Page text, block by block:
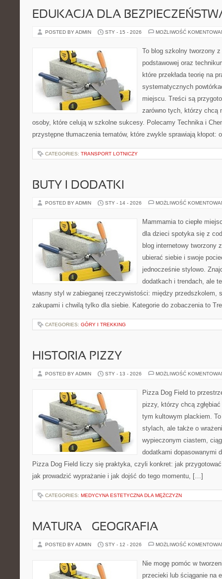
EDUKACJA DLA
POSTED BY ADMIN STY - 15 - 2026 MOŻLIWOŚĆ
To blog szkolny tworzony
podstawowej oraz
które przekłada teorię na
systematycznych
miejscu. Treści są
zarówno tych, którzy chcą
osoby, które celują w szkolne sukcesy. Polecamy Technika i
przystępne tłumaczenia tematów, które zwykle sprawiają
CATEGORIES: TRANSPORT LOTNICZY
BUTY I DODATKI
POSTED BY ADMIN STY - 14 - 2026 MOŻLIWOŚĆ
Mammamia to ciepłe
dla dzieci spotyka się z
blog internetowy tworzony
ubierać siebie i swoje
jednocześnie stylowo.
dodatkach i trendach, ale
własny styl w zabieganej rzeczywistości: między przedszkolem,
zakupami i chwilą tylko dla siebie. Kategorie do zobaczenia to
CATEGORIES: GÓRY I TREKKING
HISTORIA PIZZY
POSTED BY ADMIN STY - 13 - 2026 MOŻLIWOŚĆ
Pizza Dog Field to
pizzy, którzy chcą
tym kultowym plackiem.
stylach, ale także o
wypieczonym ciastem,
dodatkami dopasowanymi
Pizza Dog Field liczy się praktyka, czyli konkret: jak
jak prowadzić wyprażanie i jak dojść do tego momentu, […]
CATEGORIES: MEDYCYNA ESTETYCZNA DLA MĘŻCZYZN
MATURA – GEOGRAFIA
POSTED BY ADMIN STY - 12 - 2026 MOŻLIWOŚĆ
Nie mogę pomóc w
przecieki lub ściąganie na